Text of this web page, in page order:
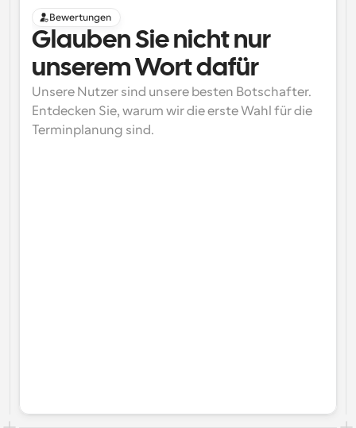
Bewertungen
Glauben Sie nicht nur
unserem Wort dafür
Unsere Nutzer sind unsere besten Botschafter.
Entdecken Sie, warum wir die erste Wahl für die
Terminplanung sind.